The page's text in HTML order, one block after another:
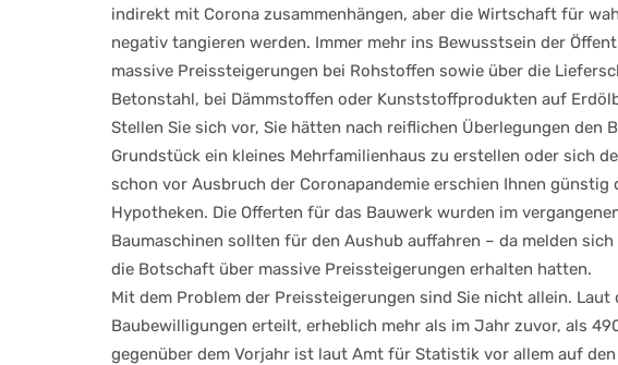
indirekt mit Corona zusammenhängen, aber die Wirtschaft für
negativ tangieren werden. Immer mehr ins Bewusstsein der
massive Preissteigerungen bei Rohstoffen sowie über die
Betonstahl, bei Dämmstoffen oder Kunststoffprodukten auf
Stellen Sie sich vor, Sie hätten nach reiflichen Überlegungen den
Grundstück ein kleines Mehrfamilienhaus zu erstellen oder sich
schon vor Ausbruch der Coronapandemie erschien Ihnen
Hypotheken. Die Offerten für das Bauwerk wurden im
Baumaschinen sollten für den Aushub auffahren – da melden
die Botschaft über massive Preissteigerungen erhalten hatten.
Mit dem Problem der Preissteigerungen sind Sie nicht allein.
Baubewilligungen erteilt, erheblich mehr als im Jahr zuvor, als
gegenüber dem Vorjahr ist laut Amt für Statistik vor allem auf